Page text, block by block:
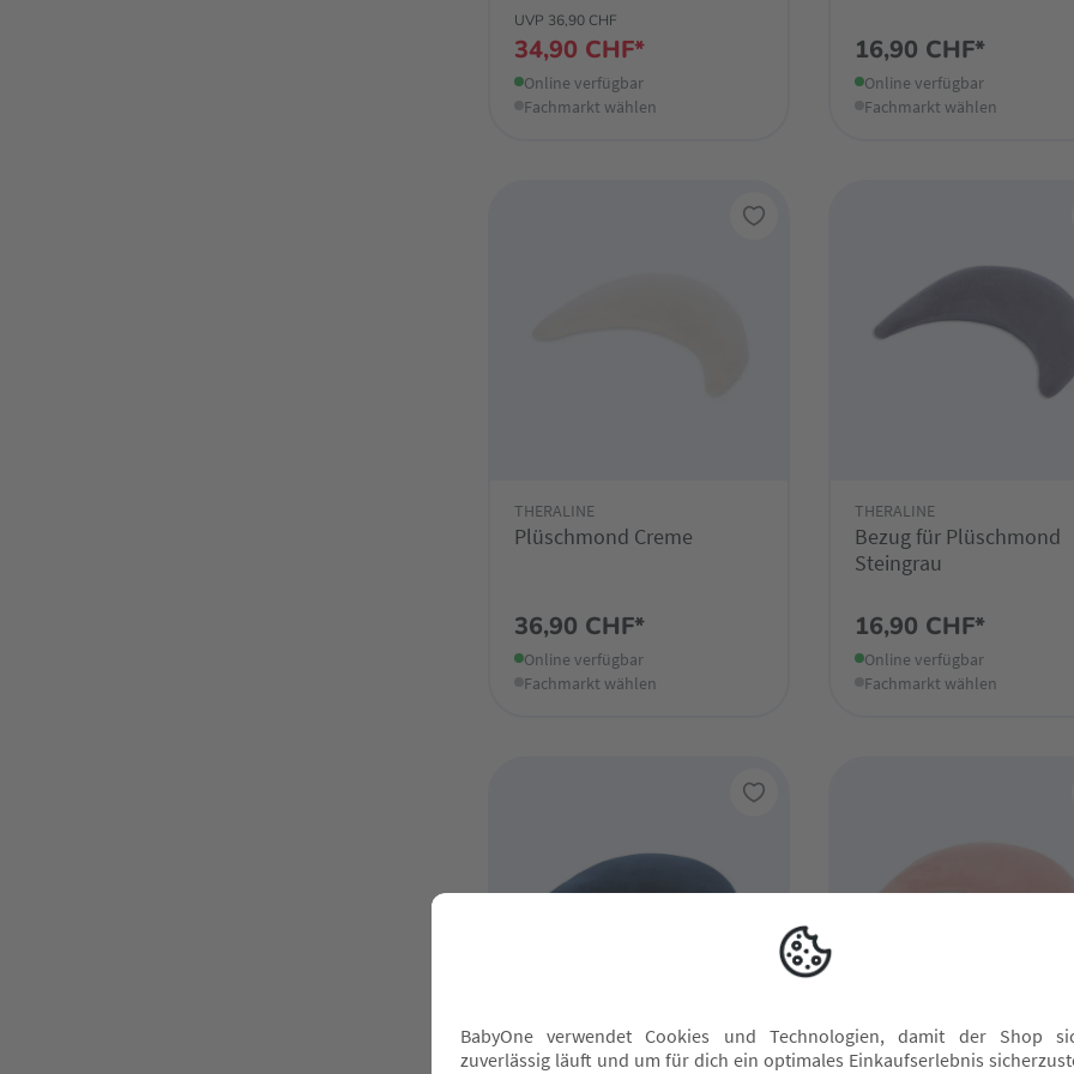
UVP 36,90 CHF
34,90 CHF*
Online verfügbar
Fachmarkt wählen
16,90 CHF*
Online verfügbar
Fachmarkt wählen
THERALINE
Plüschmond Creme
36,90 CHF*
Online verfügbar
Fachmarkt wählen
THERALINE
Bezug für Plüschmond
Steingrau
16,90 CHF*
Online verfügbar
Fachmarkt wählen
Sale